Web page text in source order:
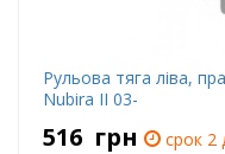
Рульова тяга ліва,
Nubira II 03-
516 грн
срок 2